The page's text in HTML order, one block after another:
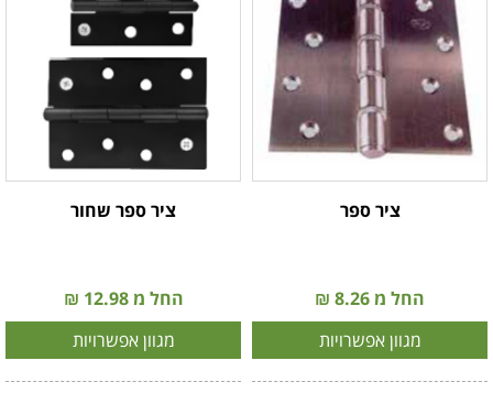
ציר ספר
החל מ 8.26 ₪
מגוון אפשרויות
ציר ספר שחור
החל מ 12.98 ₪
מגוון אפשרויות